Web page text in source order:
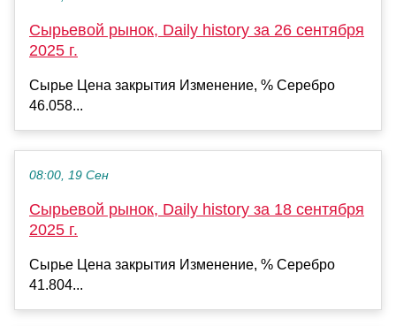
Сырьевой рынок, Daily history за 26 сентября
2025 г.
Сырье Цена закрытия Изменение, % Серебро
46.058...
08:00, 19 Сен
Сырьевой рынок, Daily history за 18 сентября
2025 г.
Сырье Цена закрытия Изменение, % Серебро
41.804...